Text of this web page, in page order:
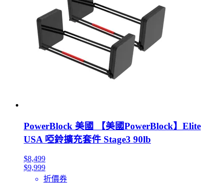
PowerBlock 美國 【美國PowerBlock】Elite
USA 啞鈴擴充套件 Stage3 90lb
$8,499
$9,999
折價券